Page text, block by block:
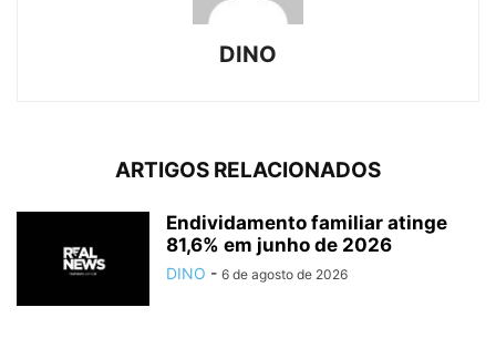
DINO
ARTIGOS RELACIONADOS
Endividamento familiar atinge
81,6% em junho de 2026
DINO - 6 de agosto de 2026